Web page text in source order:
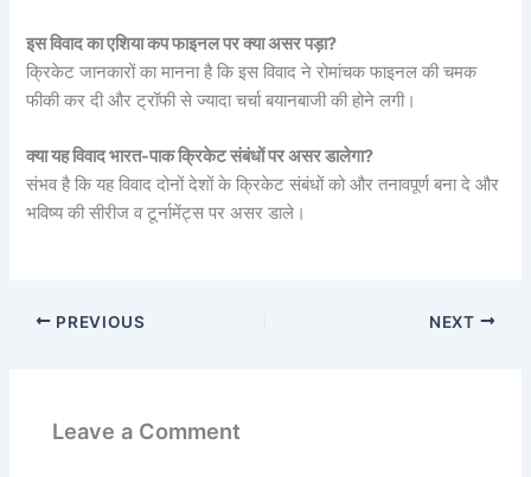
इस विवाद का एशिया कप फाइनल पर क्या असर पड़ा?
क्रिकेट जानकारों का मानना है कि इस विवाद ने रोमांचक फाइनल की चमक
फीकी कर दी और ट्रॉफी से ज्यादा चर्चा बयानबाजी की होने लगी।
क्या यह विवाद भारत-पाक क्रिकेट संबंधों पर असर डालेगा?
संभव है कि यह विवाद दोनों देशों के क्रिकेट संबंधों को और तनावपूर्ण बना दे और
भविष्य की सीरीज व टूर्नामेंट्स पर असर डाले।
PREVIOUS NEXT
Leave a Comment